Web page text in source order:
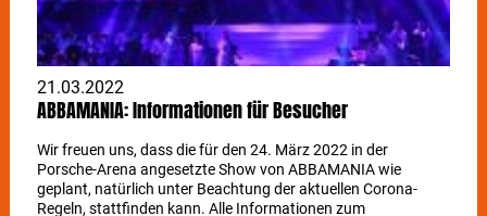
21.03.2022
ABBAMANIA: Informationen für Besucher
Wir freuen uns, dass die für den 24. März 2022 in der
Porsche-Arena angesetzte Show von ABBAMANIA wie
geplant, natürlich unter Beachtung der aktuellen Corona-
Regeln, stattfinden kann. Alle Informationen zum